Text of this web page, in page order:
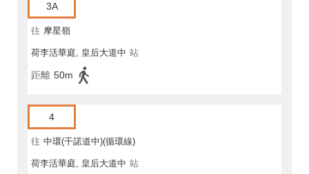
3A
往 摩星嶺
荷李活華庭, 皇后大道中 站
距離 50m
4
往 中環(干諾道中)(循環線)
荷李活華庭, 皇后大道中 站